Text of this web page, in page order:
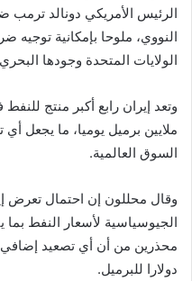
الرئيس الأمريكي دونالد ترمب
النووي، ملوحا بإمكانية توجيه
الولايات المتحدة وجودها
ملايين برميل يوميا، ما يجعل أي
السوق العالمية.
وقال محللون إن احتمال تعرض
دولارا للبرميل.